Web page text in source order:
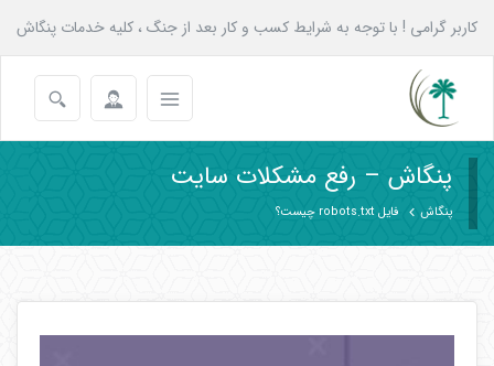
کاربر گرامی ! با توجه به شرایط کسب و کار بعد از جنگ ، کلیه خدمات پنگاش
به همه عزیزان تا پایان شهریور با 20 درصد تخفیف انجام می شود.
پنگاش – رفع مشکلات سایت
پنگاش فایل robots.txt چیست؟